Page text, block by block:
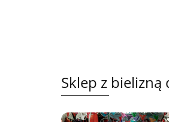
Sklep z bielizną